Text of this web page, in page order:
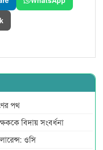
পথ
বিদায় সংবর্ধনা
ওসি